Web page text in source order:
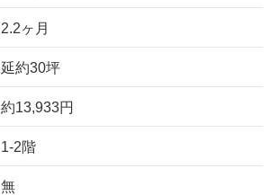
2.2ヶ月
延約30坪
約13,933円
1-2階
無